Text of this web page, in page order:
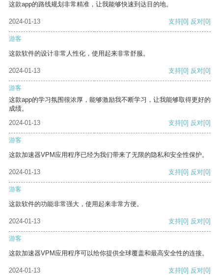
这款app的路线规划非常精准，让我能够快速到达目的地。
2024-01-13 支持[0] 反对[0]
游客
这款软件的设计非常人性化，使用起来非常舒服。
2024-01-13 支持[0] 反对[0]
游客
这款app的学习氛围很浓厚，能够激励我不断学习，让我能够取得更好的
成绩。
2024-01-13
支持[0] 反对[0]
游客
这款加速器VPM应用程序已经为我们带来了无限的隐私和安全性保护。
2024-01-13 支持[0] 反对[0]
游客
这款软件的功能非常强大，使用起来非常方便。
2024-01-13 支持[0] 反对[0]
游客
这款加速器VPM应用程序可以给你提供全球覆盖和最高安全性的连接。
2024-01-13 支持[0] 反对[0]